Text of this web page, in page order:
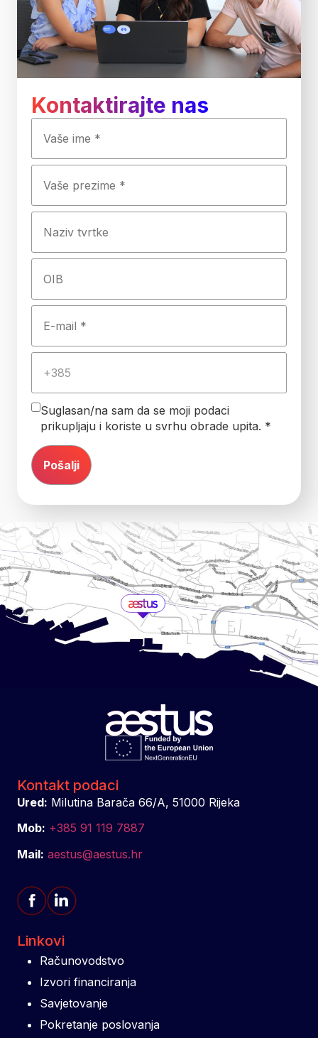
Kontaktirajte nas
Suglasan/na sam da se moji podaci
prikupljaju i koriste u svrhu obrade upita. *
Kontakt podaci
Ured: Milutina Barača 66/A, 51000 Rijeka
Mob: +385 91 119 7887
Mail: aestus@aestus.hr
Linkovi
Računovodstvo
Izvori financiranja
Savjetovanje
Pokretanje poslovanja